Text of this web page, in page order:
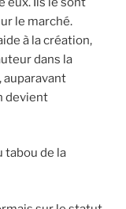
le marché.
à la création,
dans la
auparavant
devient
tabou de la